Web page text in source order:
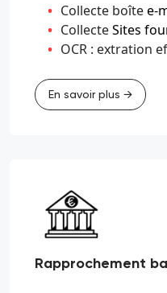
Collecte boîtee-
CollecteSites
OCR : extration
En savoir plus →
Rapprochement